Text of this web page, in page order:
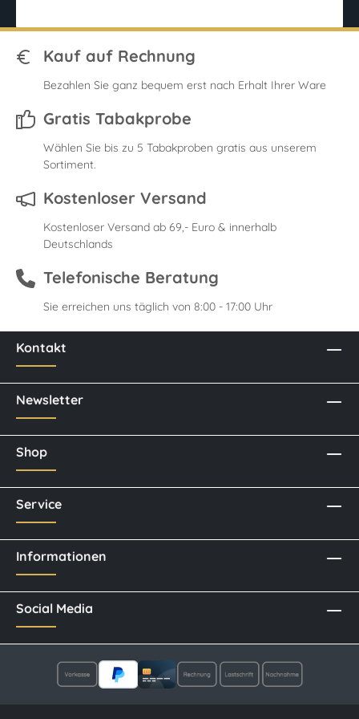
Kauf auf Rechnung
Bezahlen Sie ganz bequem erst nach Erhalt Ihrer Ware
Gratis Tabakprobe
Wählen Sie bis zu 5 Tabakproben gratis aus unserem
Sortiment.
Kostenloser Versand
Kostenloser Versand ab 69,- Euro & innerhalb
Deutschlands
Telefonische Beratung
Sie erreichen uns täglich von 8:00 - 17:00 Uhr
Kontakt
Newsletter
Social Media
Shop
Service
Informationen